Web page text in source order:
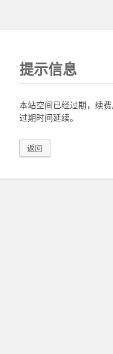
提示信息
本站空间已经过期，续
过期时间延续。
返回